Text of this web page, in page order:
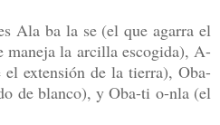
Ala ba la se (el que agarra el
la arcilla escogida), A-
extensión de la tierra), Oba-
de blanco), y Oba-ti o-nla (el